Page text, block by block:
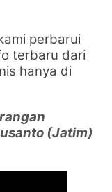
perbarui
terbaru dari
hanya di
(Jatim)